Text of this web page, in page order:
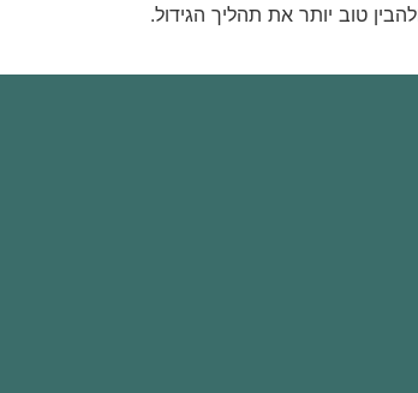
טוב יותר את תהליך הגידול.